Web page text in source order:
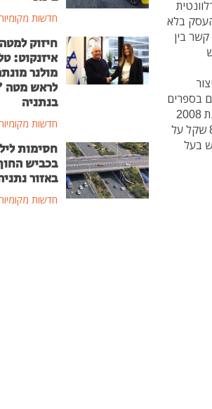
שקל בספרי העסק בלא
בין
בשנת 2007 כלל הנאשם בספרים
הוצאות אישיות על נסיעות לחו"ל ובגדים בסכום כולל של כ- 80,000 שקל, בשנת 2008
כלל הנאשם הוצאות אישיות שלא לצורך ייצור הכנסה מחברתו בסך של 85,000 שקל על
בעל
חדשות
חיזוק למטה
איזנקוט:
מולנר
לראש
בנתניה
חדשות
חסימות
בכביש
באזור
חדשות